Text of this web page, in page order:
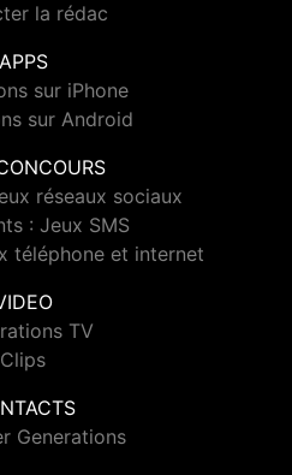
la rédac
APPS
sur iPhone
sur Android
réseaux sociaux
: Jeux SMS
téléphone et internet
TV
Clips
Generations